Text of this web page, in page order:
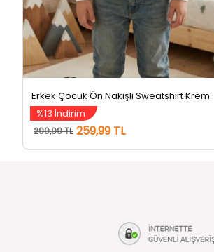
Erkek Çocuk Ön Nakışlı Sweatshirt Krem
%13 İndirim
299,99 TL 259,99 TL